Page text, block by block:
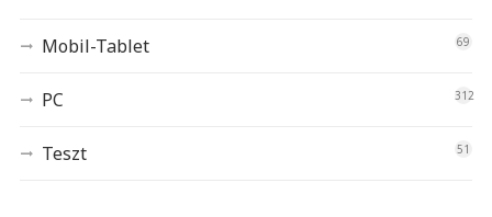
Mobil-Tablet 69
PC 312
Teszt 51